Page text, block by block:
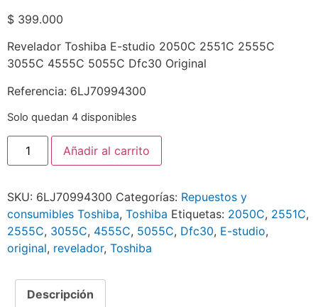
$ 399.000
Revelador Toshiba E-studio 2050C 2551C 2555C
3055C 4555C 5055C Dfc30 Original
Referencia: 6LJ70994300
Solo quedan 4 disponibles
Añadir al carrito
SKU: 6LJ70994300 Categorías: Repuestos y
consumibles Toshiba, Toshiba Etiquetas: 2050C, 2551C,
2555C, 3055C, 4555C, 5055C, Dfc30, E-studio,
original, revelador, Toshiba
Descripción